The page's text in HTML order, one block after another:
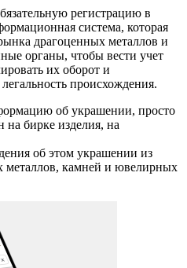
регистрацию в
система, которая
драгоценных металлов и
органы, чтобы вести учет
их оборот и
происхождения.
об украшении, просто
бирке изделия, на
об этом украшении из
металлов, камней и ювелирных